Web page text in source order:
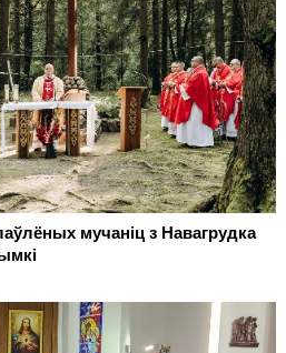
мучаніц з Навагрудка